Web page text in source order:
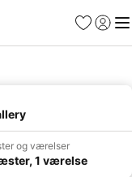
Favoritter
Log ind
og værelser
1 værelse